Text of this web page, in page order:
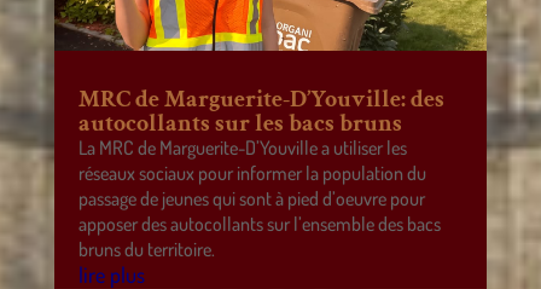
MRC de Marguerite-D’Youville: des
autocollants sur les bacs bruns
La MRC de Marguerite-D’Youville a utiliser les
réseaux sociaux pour informer la population du
passage de jeunes qui sont à pied d’oeuvre pour
apposer des autocollants sur l’ensemble des bacs
bruns du territoire.
lire plus